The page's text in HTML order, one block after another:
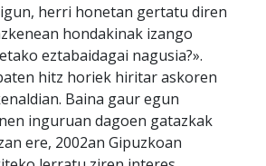
herri honetan gertatu diren
hondakinak izango
eztabaidagai nagusia?».
hitz horiek hiritar askoren
Baina gaur egun
inguruan dagoen gatazkak
ere, 2002an Gipuzkoan